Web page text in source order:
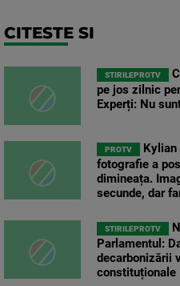
CITESTE SI
STIRILEPROTV
pe jos zilnic
Experți: Nu
PROTV
Kylian
fotografie a
dimineața.
secunde, dar
STIRILEPROTV
Parlamentul:
decarbonizării
constituționale